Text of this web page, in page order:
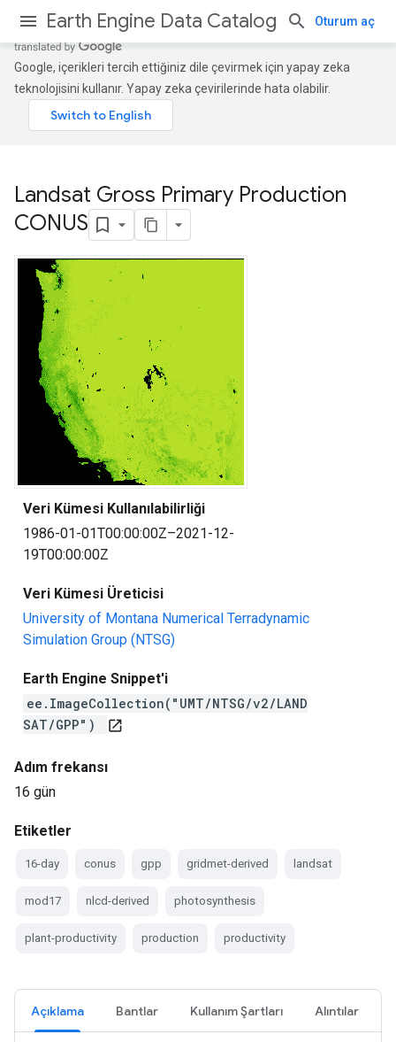
Earth Engine Data Catalog Oturum aç
Google, içerikleri tercih ettiğiniz dile çevirmek için yapay zeka
teknolojisini kullanır. Yapay zeka çevirilerinde hata olabilir.
Landsat Gross Primary Production
CONUS
Veri Kümesi Kullanılabilirliği
1986-01-01T00:00:00Z–2021-12-
19T00:00:00Z
Veri Kümesi Üreticisi
University of Montana Numerical Terradynamic
Simulation Group (NTSG)
Earth Engine Snippet'i
ee.ImageCollection("UMT/NTSG/v2/LAND
SAT/GPP")
open_in_new
Adım frekansı
16 gün
Etiketler
16-day conus gpp gridmet-derived landsat
mod17 nlcd-derived photosynthesis
plant-productivity production productivity
Açıklama Bantlar Kullanım Şartları Alıntılar